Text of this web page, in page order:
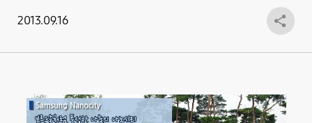
2013.09.16